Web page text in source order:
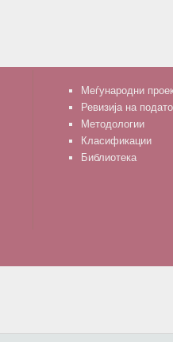
Меѓународни
Ревизија на
Методологии
Класификации
Библиотека